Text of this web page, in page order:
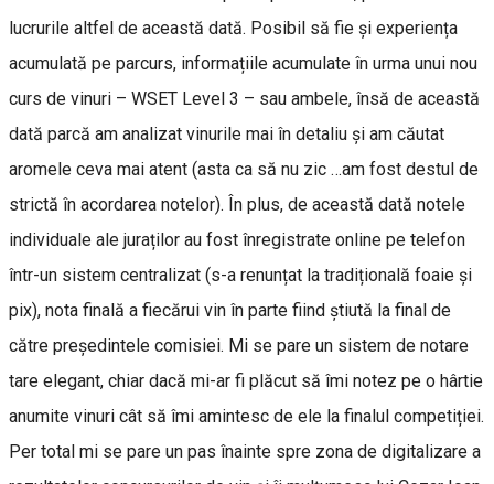
lucrurile altfel de această dată. Posibil să fie și experiența
acumulată pe parcurs, informațiile acumulate în urma unui nou
curs de vinuri – WSET Level 3 – sau ambele, însă de această
dată parcă am analizat vinurile mai în detaliu și am căutat
aromele ceva mai atent (asta ca să nu zic …am fost destul de
strictă în acordarea notelor). În plus, de această dată notele
individuale ale juraților au fost înregistrate online pe telefon
într-un sistem centralizat (s-a renunțat la tradițională foaie și
pix), nota finală a fiecărui vin în parte fiind știută la final de
către președintele comisiei. Mi se pare un sistem de notare
tare elegant, chiar dacă mi-ar fi plăcut să îmi notez pe o hârtie
anumite vinuri cât să îmi amintesc de ele la finalul competiției.
Per total mi se pare un pas înainte spre zona de digitalizare a